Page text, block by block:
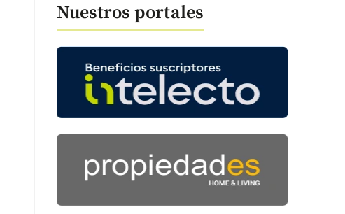
Nuestros portales